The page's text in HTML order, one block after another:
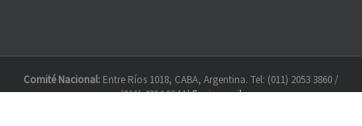
Comité Nacional: Entre Ríos 1018, CABA, Argentina. Tel: (011) 2053 3860 /
(011) 4304 0644 |Enviar mail